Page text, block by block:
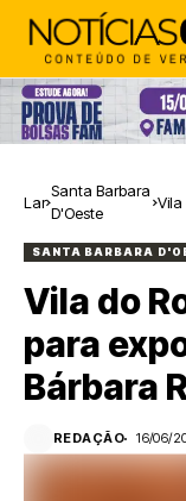
Lar
Santa Barbara
D'Oeste
Vila
SANTA BARBARA
Vila do
para
Bárbara
REDAÇÃO 16/06/